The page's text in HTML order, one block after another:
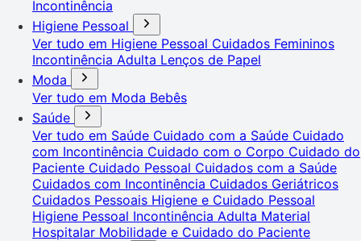
Incontinência
Higiene Pessoal
Ver tudo em Higiene Pessoal Cuidados Femininos
Incontinência Adulta Lenços de Papel
Moda
Ver tudo em Moda Bebês
Saúde
Ver tudo em Saúde Cuidado com a Saúde Cuidado
com Incontinência Cuidado com o Corpo Cuidado do
Paciente Cuidado Pessoal Cuidados com a Saúde
Cuidados com Incontinência Cuidados Geriátricos
Cuidados Pessoais Higiene e Cuidado Pessoal
Higiene Pessoal Incontinência Adulta Material
Hospitalar Mobilidade e Cuidado do Paciente